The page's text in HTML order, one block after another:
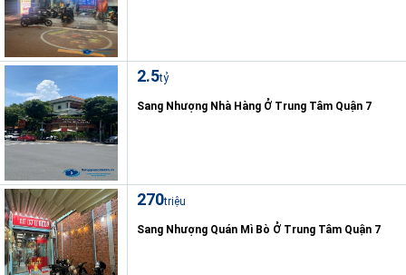
2.5tỷ
Sang Nhượng Nhà Hàng Ở Trung Tâm Quận 7
270triệu
Sang Nhượng Quán Mì Bò Ở Trung Tâm Quận 7